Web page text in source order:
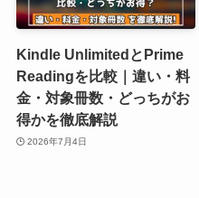
Kindle UnlimitedとPrime
Readingを比較｜違い・料
金・対象冊数・どっちがお
得かを徹底解説
2026年7月4日